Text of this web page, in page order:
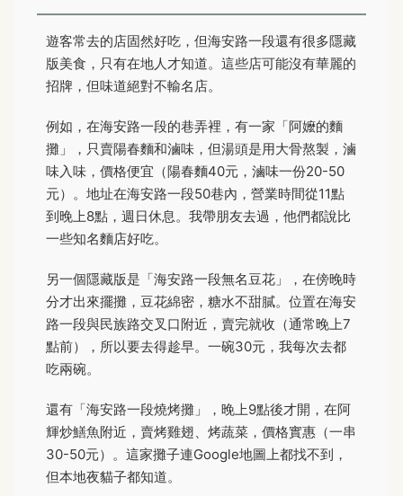
遊客常去的店固然好吃，但海安路一段還有很多隱藏
版美食，只有在地人才知道。這些店可能沒有華麗的
招牌，但味道絕對不輸名店。
例如，在海安路一段的巷弄裡，有一家「阿嬤的麵
攤」，只賣陽春麵和滷味，但湯頭是用大骨熬製，滷
味入味，價格便宜（陽春麵40元，滷味一份20-50
元）。地址在海安路一段50巷內，營業時間從11點
到晚上8點，週日休息。我帶朋友去過，他們都說比
一些知名麵店好吃。
另一個隱藏版是「海安路一段無名豆花」，在傍晚時
分才出來擺攤，豆花綿密，糖水不甜膩。位置在海安
路一段與民族路交叉口附近，賣完就收（通常晚上7
點前），所以要去得趁早。一碗30元，我每次去都
吃兩碗。
還有「海安路一段燒烤攤」，晚上9點後才開，在阿
輝炒鱔魚附近，賣烤雞翅、烤蔬菜，價格實惠（一串
30-50元）。這家攤子連Google地圖上都找不到，
但本地夜貓子都知道。